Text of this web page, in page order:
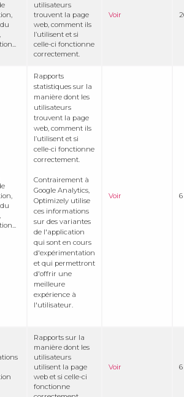
utilisateurs
trouvent la page
web, comment ils
l’utilisent et si
celle-ci fonctionne
correctement.
Voir
Rapports
statistiques sur la
manière dont les
utilisateurs
trouvent la page
web, comment ils
l’utilisent et si
celle-ci fonctionne
correctement.
Contrairement à
Google Analytics,
Optimizely utilise
ces informations
sur des variantes
de l'application
qui sont en cours
d'expérimentation
et qui permettront
d'offrir une
meilleure
expérience à
l'utilisateur.
Voir
Rapports sur la
manière dont les
utilisateurs
utilisent la page
web et si celle-ci
fonctionne
Voir